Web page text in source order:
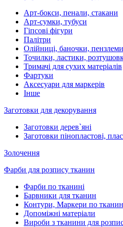
Арт-бокси, пенали, стакани
Арт-сумки, тубуси
Гіпсові фігури
Палітри
Олійниці, баночки,
Точилки, ластики,
Тримачі для сухих матеріалів
Фартуки
Аксесуари для маркерів
Інше
Заготовки для декорування
Заготовки дерев`яні
Заготовки пінопластові,
Золочення
Фарби для розпису тканин
Фарби по тканині
Барвники для тканин
Контури, Маркери по
Допоміжні матеріали
Вироби з тканини для